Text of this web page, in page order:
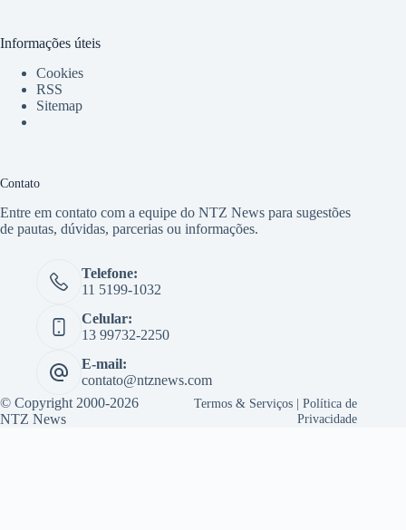
Informações úteis
Cookies
RSS
Sitemap
Contato
Entre em contato com a equipe do NTZ News para sugestões
de pautas, dúvidas, parcerias ou informações.
Telefone:
11 5199-1032
Celular:
13 99732-2250
E-mail:
contato@ntznews.com
© Copyright 2000-2026
NTZ News
Termos & Serviços |Política de
Privacidade